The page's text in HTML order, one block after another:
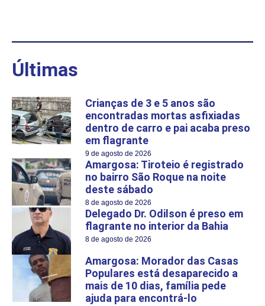
Últimas
Crianças de 3 e 5 anos são
encontradas mortas asfixiadas
dentro de carro e pai acaba preso
em flagrante
9 de agosto de 2026
Amargosa: Tiroteio é registrado
no bairro São Roque na noite
deste sábado
8 de agosto de 2026
Delegado Dr. Odilson é preso em
flagrante no interior da Bahia
8 de agosto de 2026
Amargosa: Morador das Casas
Populares está desaparecido a
mais de 10 dias, família pede
ajuda para encontrá-lo